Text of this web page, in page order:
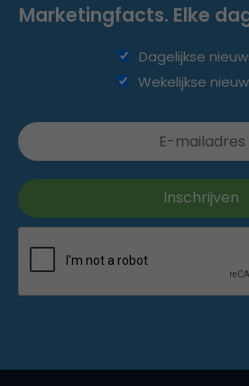
Marketingfacts. Elke
Dagelijkse
Wekelijkse